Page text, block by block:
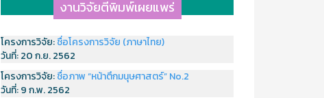
งานวิจัยตีพิมพ์เผยแพร่
โครงการวิจัย:ชื่อโครงการวิจัย (ภาษาไทย)
วันที่:20 ก.ย. 2562
โครงการวิจัย:ชื่อภาพ “หน้าตึกมนุษศาสตร์” No.2
วันที่:9 ก.พ. 2562